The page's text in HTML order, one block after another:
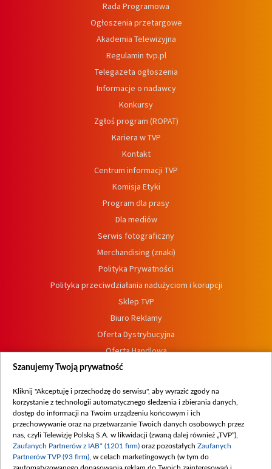
Rada Programowa
Ogłoszenia przetargowe
Akademia Telewizyjna
Regulamin tvp.pl
Telegazeta ogłoszenia
Informacje o nadawcy
Konkursy
Zgłoś program (ROPAT)
Kariera w TVP
Kontakt
Centrum informacji TVP
Komisja Etyki
Program dla prasy
Dla mediów
Serwis fotograficzny
Merchandising (znaki)
Polityka Prywatności
Polityka przeciwdziałania nadużyciom i korupcji
Sklep TVP
Biuro Reklamy
Oferta Dystrybucyjna
Oferta Handlowa
Dostępność
Procedura zgłoszeń wewnętrznych
Szanujemy Twoją prywatność
Kliknij "Akceptuję i przechodzę do serwisu", aby wyrazić zgody na
korzystanie z technologii automatycznego śledzenia i zbierania danych,
dostęp do informacji na Twoim urządzeniu końcowym i ich
przechowywanie oraz na przetwarzanie Twoich danych osobowych przez
nas, czyli Telewizję Polską S.A. w likwidacji (zwaną dalej również „TVP”),
Zaufanych Partnerów z IAB* (1201 firm) oraz pozostałych Zaufanych
Partnerów TVP (93 firm) , w celach marketingowych (w tym do